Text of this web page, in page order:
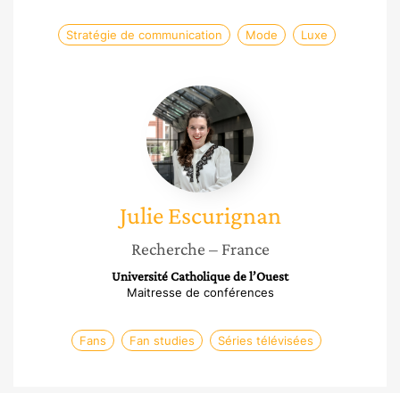
Stratégie de communication Mode Luxe
Julie
Escurignan
Julie Escurignan
Recherche – France
Université Catholique de l’Ouest
Maitresse de conférences
Fans Fan studies Séries télévisées